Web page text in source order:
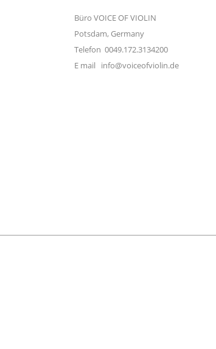
Büro VOICE OF VIOLIN
Potsdam, Germany
Telefon 0049.172.3134200
E mail info@voiceofviolin.de